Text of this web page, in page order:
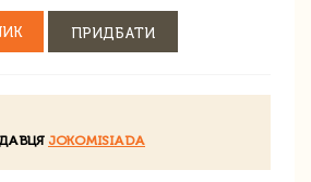
ПРИДБАТИ
JOKOMISIADA